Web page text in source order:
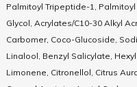
Palmitoyl Tripeptide-1,
Glycol, Acrylates/C10-30 Alkyl
Carbomer, Coco-Glucoside,
Linalool, Benzyl Salicylate,
Limonene, Citronellol, Citrus